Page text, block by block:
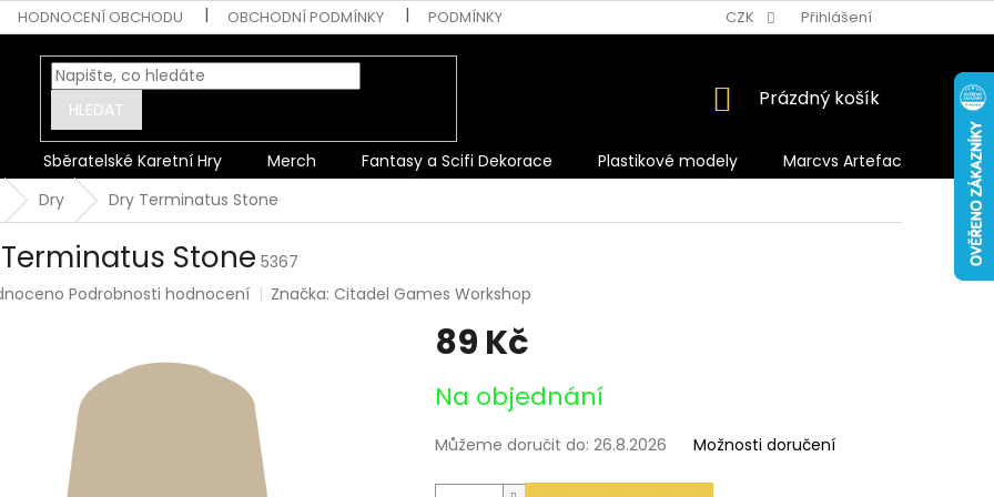
HODNOCENÍ OBCHODU OBCHODNÍ PODMÍNKY PODMÍNKY OCHRANY OSOBNÍCH ÚDAJŮ CZK Přihlášení
HLEDAT
NÁKUPNÍ
Prázdný košík
Sběratelské Karetní Hry Merch Fantasy a Scifi Dekorace Plastikové modely
Marcvs Artefacts
Dry Dry Terminatus Stone
Stone 5367
Podrobnosti hodnocení Značka:Citadel Games Workshop
89 Kč
cena:
Na objednání
Můžeme doručit do: 26.8.2026 Možnosti doručení